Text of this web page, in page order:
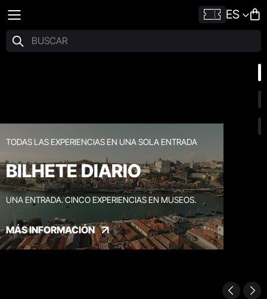
ES
TODAS LAS EXPERIENCIAS EN UNA SOLA ENTRADA
BILHETE DIARIO
UNA ENTRADA. CINCO EXPERIENCIAS EN MUSEOS.
MÁS INFORMACIÓN